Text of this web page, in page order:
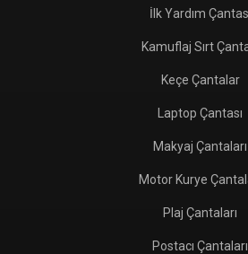
İlk Yardım
Kamuflaj Sırt
Keçe Çantalar
Laptop Çantası
Makyaj Çantaları
Motor Kurye
Plaj Çantaları
Postacı Çantaları